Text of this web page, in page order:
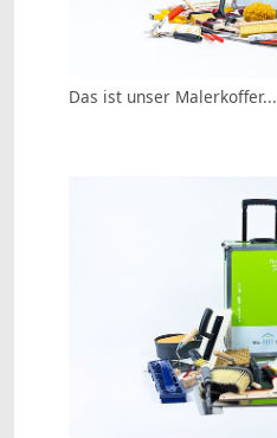
Das ist unser Malerkoffer...